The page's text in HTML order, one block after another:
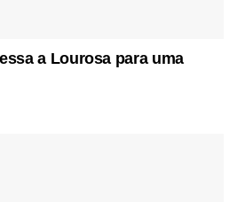
a Lourosa para uma